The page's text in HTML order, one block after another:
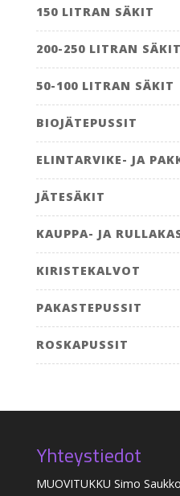
150 LITRAN SÄKIT
200-250 LITRAN SÄKIT
50-100 LITRAN SÄKIT
BIOJÄTEPUSSIT
ELINTARVIKE- JA
JÄTESÄKIT
KAUPPA- JA
KIRISTEKALVOT
PAKASTEPUSSIT
ROSKAPUSSIT
Yhteystiedot
MUOVITUKKU Simo